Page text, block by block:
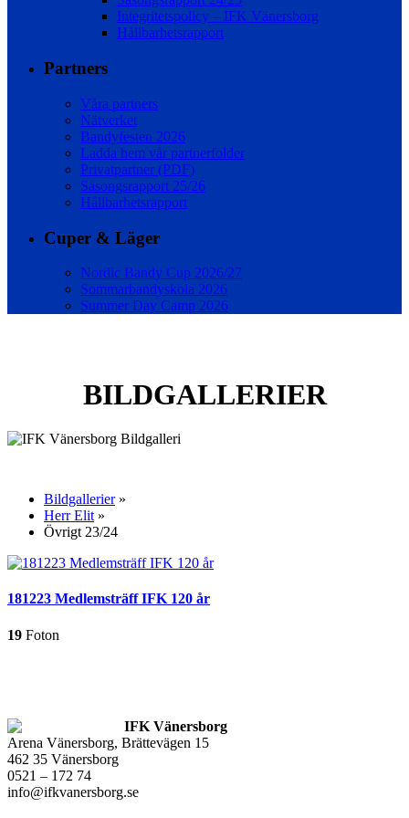
Integritetspolicy – IFK Vänersborg
Hållbarhetsrapport
Partners
Våra partners
Nätverket
Bandyfesten 2026
Ladda hem vår partnerfolder
Privatpartner (PDF)
Säsongsrapport 25/26
Hållbarhetsrapport
Cuper & Läger
Nordic Bandy Cup 2026/27
Sommarbandyskola 2026
Summer Day Camp 2026
BILDGALLERIER
Bildgallerier »
Herr Elit »
Övrigt 23/24
181223 Medlemsträff IFK 120 år
19 Foton
IFK Vänersborg
Arena Vänersborg, Brättevägen 15
462 35 Vänersborg
0521 – 172 74
info@ifkvanersborg.se